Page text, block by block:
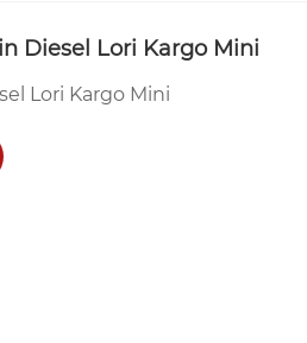
Diesel Lori Kargo Mini
Lori Kargo Mini